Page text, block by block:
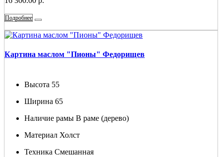
Подробнее
Картина маслом "Пионы" Федорищев
Высота 55
Ширина 65
Наличие рамы В раме (дерево)
Материал Холст
Техника Смешанная